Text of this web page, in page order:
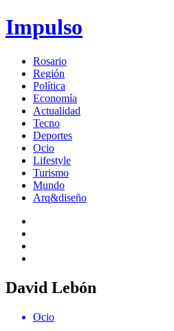
Impulso
Rosario
Región
Política
Economía
Actualidad
Tecno
Deportes
Ocio
Lifestyle
Turismo
Mundo
Arq&diseño
David Lebón
Ocio